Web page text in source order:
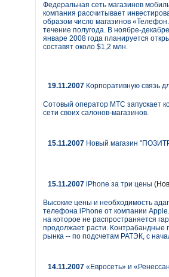
Федеральная сеть магазинов
компания рассчитывает
образом число магазинов
течение полугода. В ноябре-
январе 2008 года планируется
составят около $1,2 млн.
19.11.2007 Корпоративную связь
Сотовый оператор МТС запускает
сети своих салонов-магазинов.
15.11.2007 Новый магазин
15.11.2007 iPhone за три цены
Высокие цены и необходимость
телефона iPhone от компании
на которое не распространяется
продолжает расти. Контрабандные
рынка -- по подсчетам РАТЭК, с
14.11.2007 «Евросеть» и